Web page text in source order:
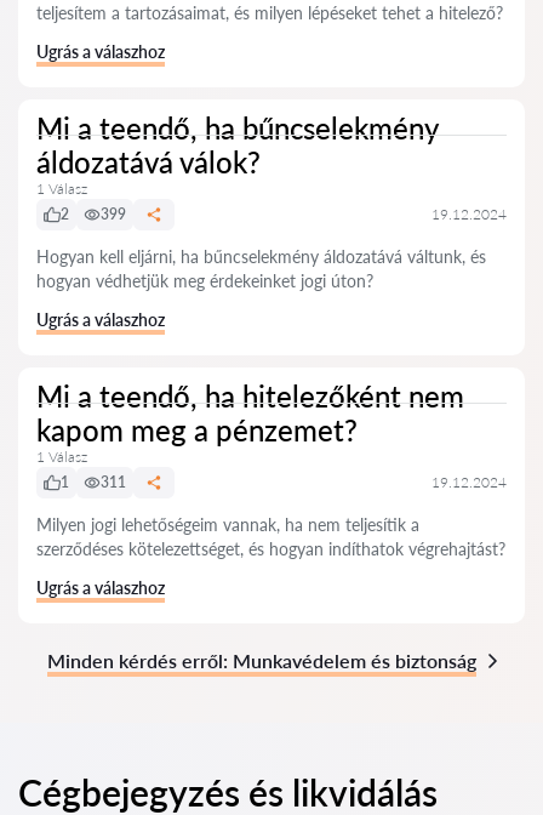
teljesítem a tartozásaimat, és milyen lépéseket tehet a hitelező?
Ugrás a válaszhoz
Mi a teendő, ha bűncselekmény
áldozatává válok?
1 Válasz
2
399 19.12.2024
Hogyan kell eljárni, ha bűncselekmény áldozatává váltunk, és
hogyan védhetjük meg érdekeinket jogi úton?
Ugrás a válaszhoz
Mi a teendő, ha hitelezőként nem
kapom meg a pénzemet?
1 Válasz
1
311 19.12.2024
Milyen jogi lehetőségeim vannak, ha nem teljesítik a
szerződéses kötelezettséget, és hogyan indíthatok végrehajtást?
Ugrás a válaszhoz
Minden kérdés erről: Munkavédelem és biztonság
Cégbejegyzés és likvidálás